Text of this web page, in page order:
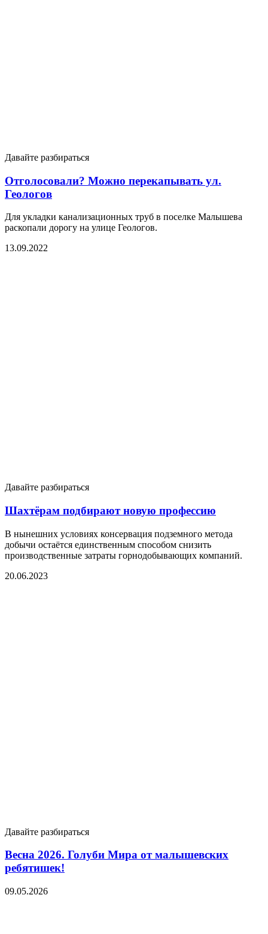
Давайте разбираться
Отголосовали? Можно перекапывать ул.
Геологов
Для укладки канализационных труб в поселке Малышева
раскопали дорогу на улице Геологов.
13.09.2022
Давайте разбираться
Шахтёрам подбирают новую профессию
В нынешних условиях консервация подземного метода
добычи остаётся единственным способом снизить
производственные затраты горнодобывающих компаний.
20.06.2023
Давайте разбираться
Весна 2026. Голуби Мира от малышевских
ребятишек!
09.05.2026